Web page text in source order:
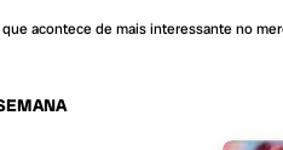
acontece de mais interessante no